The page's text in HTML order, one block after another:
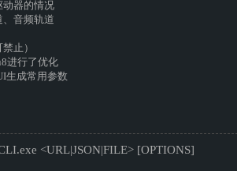
动器的情况
音频轨道
止）
进行了优化
生成常用参数
<URL|JSON|FILE> [OPTIONS]